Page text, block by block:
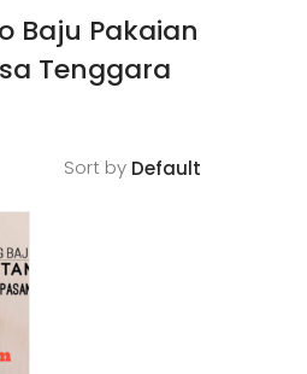
Baju Pakaian
Tenggara
Sort by